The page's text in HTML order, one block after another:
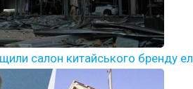
салон китайського бренду